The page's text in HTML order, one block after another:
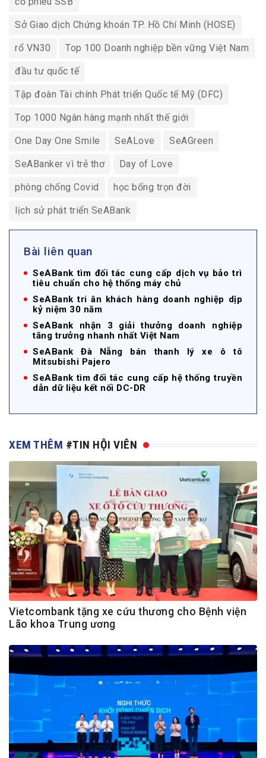
Sở Giao dịch Chứng khoán TP. Hồ Chí Minh (HOSE)
rổ VN30 Top 100 Doanh nghiệp bền vững Việt Nam
đầu tư quốc tế
Tập đoàn Tài chính Phát triển Quốc tế Mỹ (DFC)
Top 1000 Ngân hàng mạnh nhất thế giới
One Day One Smile SeALove SeAGreen
SeABanker vì trẻ thơ Day of Love
phòng chống Covid học bổng trọn đời
lịch sử phát triển SeABank
Bài liên quan
SeABank tìm đối tác cung cấp dịch vụ bảo trì
tiêu chuẩn cho hệ thống máy chủ
SeABank tri ân khách hàng doanh nghiệp dịp
kỷ niệm 30 năm
SeABank nhận 3 giải thưởng doanh nghiệp
tăng trưởng nhanh nhất Việt Nam
SeABank Đà Nẵng bán thanh lý xe ô tô
Mitsubishi Pajero
SeABank tìm đối tác cung cấp hệ thống truyền
dẫn dữ liệu kết nối DC-DR
XEM THÊM #TIN HỘI VIÊN
Vietcombank tặng xe cứu thương cho Bệnh viện
Lão khoa Trung ương